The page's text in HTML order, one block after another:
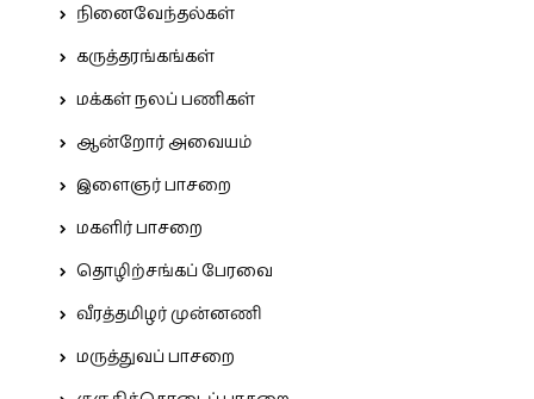
நினைவேந்தல்கள்
கருத்தரங்கங்கள்
மக்கள் நலப் பணிகள்
ஆன்றோர் அவையம்
இளைஞர் பாசறை
மகளிர் பாசறை
தொழிற்சங்கப் பேரவை
வீரத்தமிழர் முன்னணி
மருத்துவப் பாசறை